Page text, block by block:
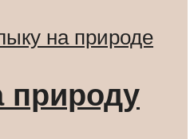
природу